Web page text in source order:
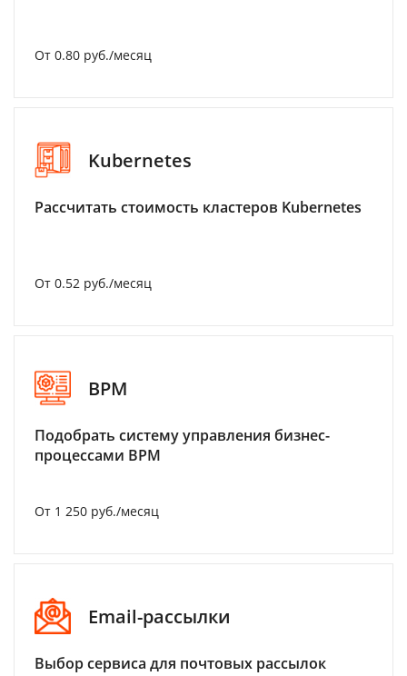
От 0.80 руб./месяц
Kubernetes
Рассчитать стоимость кластеров Kubernetes
От 0.52 руб./месяц
BPM
Подобрать систему управления бизнес-
процессами BPM
От 1 250 руб./месяц
Email-рассылки
Выбор сервиса для почтовых рассылок